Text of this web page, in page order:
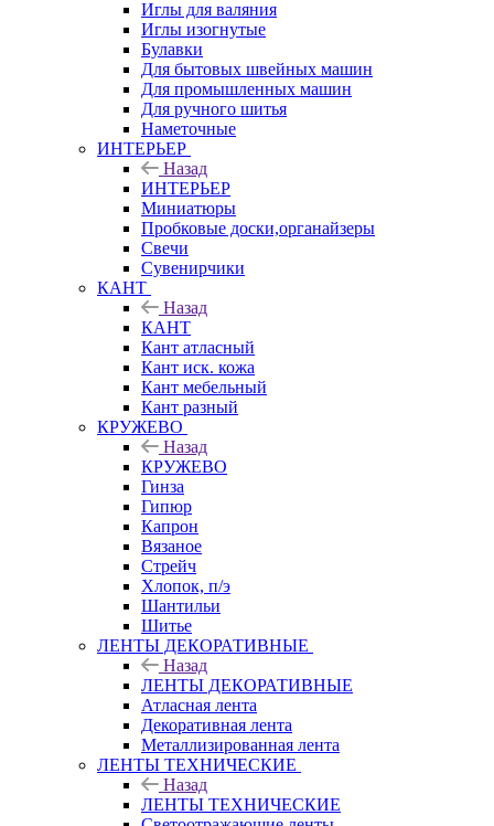
Иглы для валяния
Иглы изогнутые
Булавки
Для бытовых швейных машин
Для промышленных машин
Для ручного шитья
Наметочные
ИНТЕРЬЕР
Назад
ИНТЕРЬЕР
Миниатюры
Пробковые доски,органайзеры
Свечи
Сувенирчики
КАНТ
Назад
КАНТ
Кант атласный
Кант иск. кожа
Кант мебельный
Кант разный
КРУЖЕВО
Назад
КРУЖЕВО
Гинза
Гипюр
Капрон
Вязаное
Стрейч
Хлопок, п/э
Шантильи
Шитье
ЛЕНТЫ ДЕКОРАТИВНЫЕ
Назад
ЛЕНТЫ ДЕКОРАТИВНЫЕ
Атласная лента
Декоративная лента
Металлизированная лента
ЛЕНТЫ ТЕХНИЧЕСКИЕ
Назад
ЛЕНТЫ ТЕХНИЧЕСКИЕ